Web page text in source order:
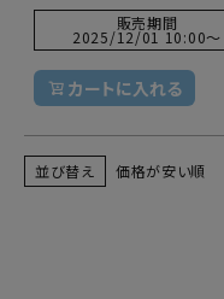
販売期間
2025/12/01 10:00〜
カートに入れる
並び替え 価格が安い順